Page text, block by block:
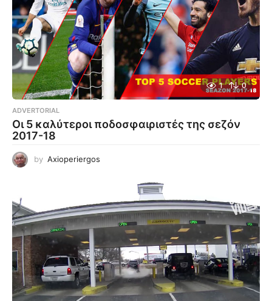
1 0
ADVERTORIAL
Οι 5 καλύτεροι ποδοσφαιριστές της σεζόν
2017-18
by Axioperiergos